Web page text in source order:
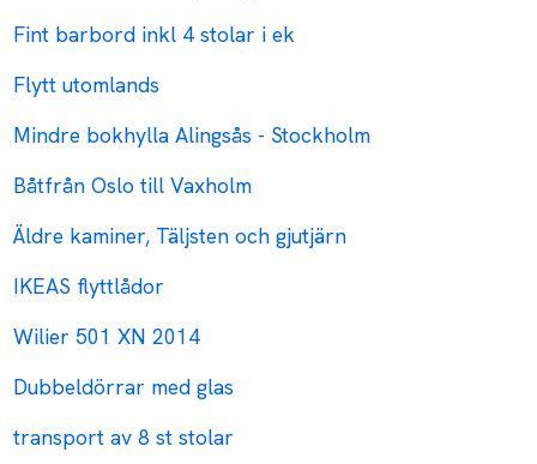
Fint barbord inkl 4 stolar i ek
Flytt utomlands
Mindre bokhylla Alingsås - Stockholm
Båtfrån Oslo till Vaxholm
Äldre kaminer, Täljsten och gjutjärn
IKEAS flyttlådor
Wilier 501 XN 2014
Dubbeldörrar med glas
transport av 8 st stolar